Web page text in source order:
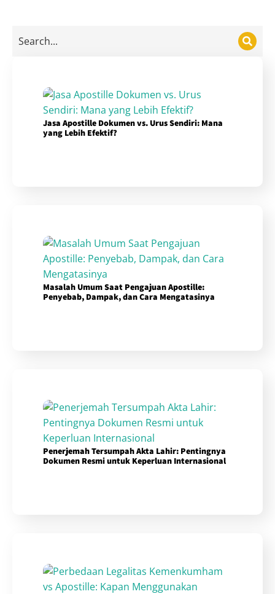
Jasa Apostille Dokumen vs. Urus Sendiri: Mana
yang Lebih Efektif?
Masalah Umum Saat Pengajuan Apostille:
Penyebab, Dampak, dan Cara Mengatasinya
Penerjemah Tersumpah Akta Lahir: Pentingnya
Dokumen Resmi untuk Keperluan Internasional